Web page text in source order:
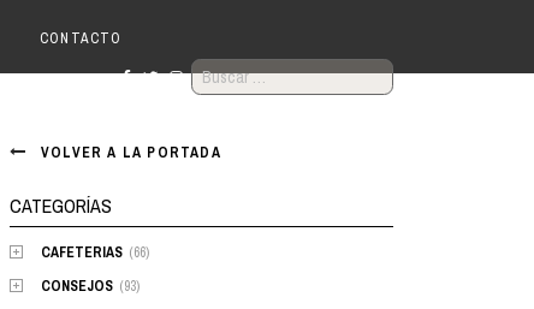
CONTACTO
BUSCAR:
VOLVER A LA PORTADA
CATEGORÍAS
CAFETERIAS (66)
CONSEJOS (93)